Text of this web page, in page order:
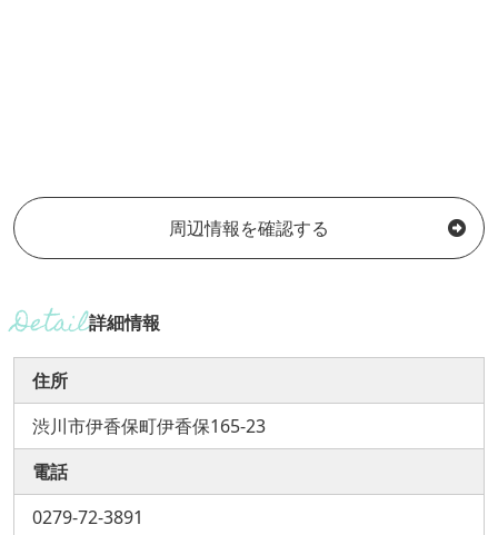
周辺情報を確認する
詳細情報
住所
渋川市伊香保町伊香保165-23
電話
0279-72-3891